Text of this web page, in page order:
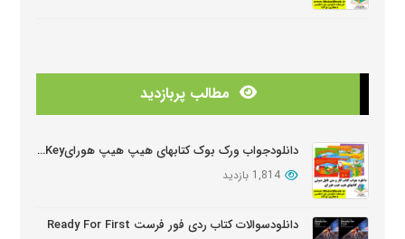
دانلود دوره آموزشی Wider World ویرایش دوم
مطالب پربازدید
دانلودجواب ورک بوک کتابهای هیپ هیپ هورایHip Hip Hooray Workbook Key
1,814 بازدید
دانلودسوالات کتاب ردی فور فرست Ready For First